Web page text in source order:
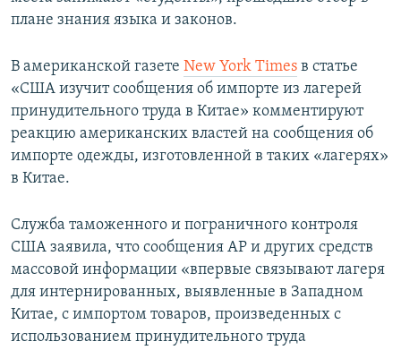
плане знания языка и законов.
В американской газете New York Times в статье
«США изучит сообщения об импорте из лагерей
принудительного труда в Китае» комментируют
реакцию американских властей на сообщения об
импорте одежды, изготовленной в таких «лагерях»
в Китае.
Служба таможенного и пограничного контроля
США заявила, что сообщения АР и других средств
массовой информации «впервые связывают лагеря
для интернированных, выявленные в Западном
Китае, с импортом товаров, произведенных с
использованием принудительного труда